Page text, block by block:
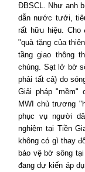
ĐBSCL. Như anh
dẫn nước tưới,
rất hữu hiệu. Cho
"quà tặng của
tầng giao thông
chúng. Sạt lở bờ
phải tất cả) do
Giải pháp "mềm"
MWI chủ trương
phục vụ người
nghiệm tại Tiền
không có gì thay
bảo vệ bờ sông
đang dự kiến áp